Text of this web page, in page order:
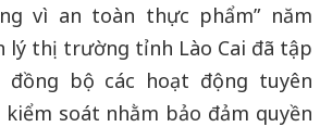
vì an toàn thực phẩm” năm
lý thị trường tỉnh Lào Cai đã tập
bộ các hoạt động tuyên
soát nhằm bảo đảm quyền